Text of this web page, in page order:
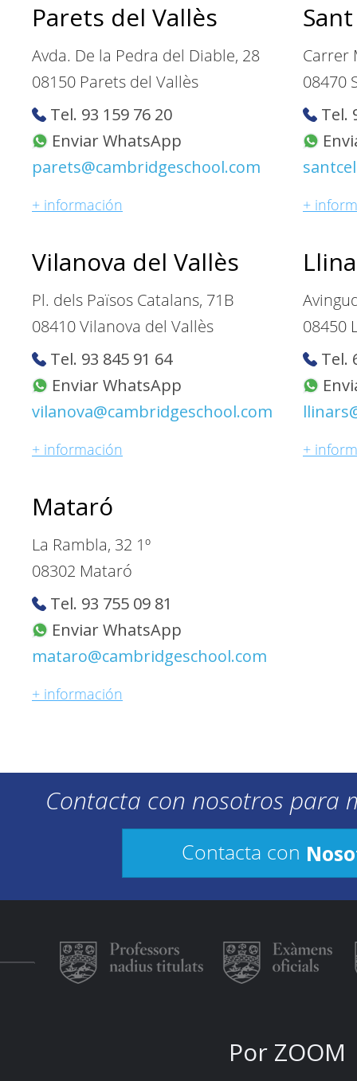
Parets del Vallès
Avda. De la Pedra del Diable, 28
08150 Parets del Vallès
Tel. 93 159 76 20
Enviar WhatsApp
parets@cambridgeschool.com
+ información
Carrer
08470
Tel.
+
Vilanova del Vallès
Pl. dels Països Catalans, 71B
08410 Vilanova del Vallès
Tel. 93 845 91 64
Enviar WhatsApp
vilanova@cambridgeschool.com
+ información
08450
Tel.
+
Mataró
La Rambla, 32 1º
08302 Mataró
Tel. 93 755 09 81
Enviar WhatsApp
mataro@cambridgeschool.com
+ información
Contacta con nosotros para
Contacta con
Por ZOOM